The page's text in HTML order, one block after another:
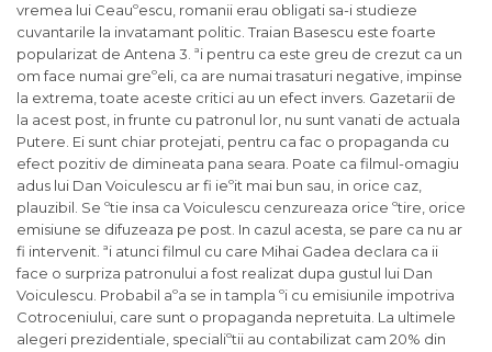
vremea lui Ceauºescu, romanii erau obligati sa-i studieze
cuvantarile la invatamant politic. Traian Basescu este foarte
popularizat de Antena 3. ªi pentru ca este greu de crezut ca un
om face numai greºeli, ca are numai trasaturi negative, impinse
la extrema, toate aceste critici au un efect invers. Gazetarii de
la acest post, in frunte cu patronul lor, nu sunt vanati de actuala
Putere. Ei sunt chiar protejati, pentru ca fac o propaganda cu
efect pozitiv de dimineata pana seara. Poate ca filmul-omagiu
adus lui Dan Voiculescu ar fi ieºit mai bun sau, in orice caz,
plauzibil. Se ºtie insa ca Voiculescu cenzureaza orice ºtire, orice
emisiune se difuzeaza pe post. In cazul acesta, se pare ca nu ar
fi intervenit. ªi atunci filmul cu care Mihai Gadea declara ca ii
face o surpriza patronului a fost realizat dupa gustul lui Dan
Voiculescu. Probabil aºa se in tampla ºi cu emisiunile impotriva
Cotroceniului, care sunt o propaganda nepretuita. La ultimele
alegeri prezidentiale, specialiºtii au contabilizat cam 20% din